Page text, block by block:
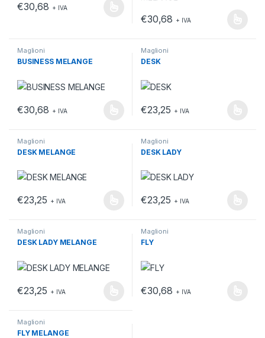
€30,68 + IVA
Questo prodotto ha più varianti. Le opzioni possono essere
€30,68 + IVA
Questo prodotto ha più
Maglioni
BUSINESS MELANGE
€30,68 + IVA
Questo prodotto ha più varianti. Le opzioni possono essere
Maglioni
DESK
€23,25 + IVA
Questo prodotto ha più
Maglioni
DESK MELANGE
€23,25 + IVA
Questo prodotto ha più varianti. Le opzioni possono essere
Maglioni
DESK LADY
€23,25 + IVA
Questo prodotto ha più
Maglioni
DESK LADY MELANGE
€23,25 + IVA
Questo prodotto ha più varianti. Le opzioni possono essere
Maglioni
FLY
€30,68 + IVA
Questo prodotto ha più
Maglioni
FLY MELANGE